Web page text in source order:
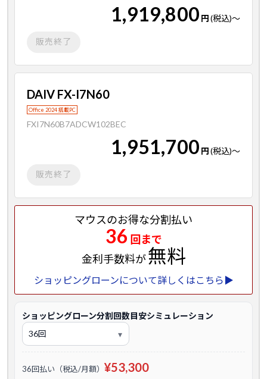
1,919,800 円(税込)～
販売終了
DAIV FX-I7N60
Office 2024 搭載PC
FXI7N60B7ADCW102BEC
1,951,700 円(税込)～
販売終了
マウスのお得な分割払い
36 回まで
金利手数料が無料
ショッピングローンについて詳しくはこちら▶
ショッピングローン分割回数目安シミュレーション
36回払い（税込/月額） ¥53,300